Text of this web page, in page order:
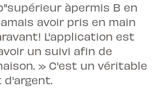
àpermis B en
avoir pris en main
L'application est
un suivi afin de
» C'est un véritable
d'argent.